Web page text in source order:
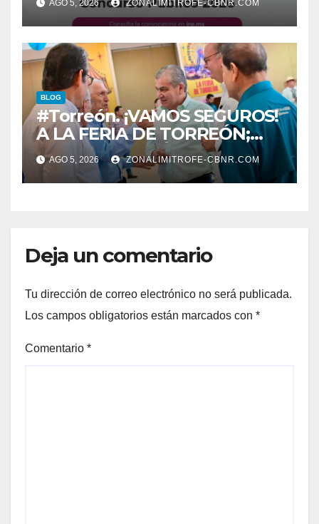
AGO 5, 2026 ZONALIMITROFE-CBNR.COM
BLOG
#Torreón. ¡VAMOS SEGUROS!
A LA FERIA DE TORREÓN;
ALISTAN EDICIÓN 80
AGO 5, 2026 ZONALIMITROFE-CBNR.COM
Deja un comentario
Tu dirección de correo electrónico no será publicada.
Los campos obligatorios están marcados con *
Comentario *